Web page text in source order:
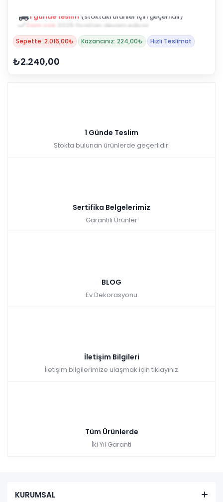
Zam yok 2025 fiyatları devam ediyor
Sepette: 2.016,00₺ Kazancınız: 224,00₺ Hızlı Teslimat
₺2.240,00
1 Günde Teslim
Stokta bulunan ürünlerde geçerlidir.
Sertifika Belgelerimiz
Garantili Ürünler
BLOG
Ev Dekorasyonu
İletişim Bilgileri
İletişim bilgilerimize ulaşmak için tıklayınız
Tüm Ürünlerde
İki Yıl Garanti
KURUMSAL